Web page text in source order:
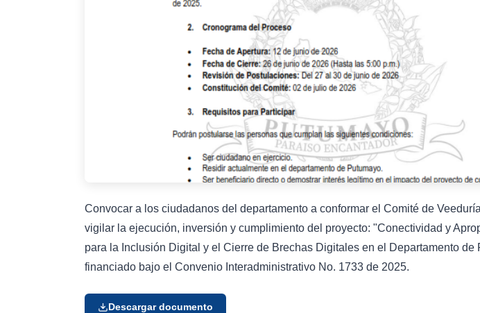
Convocar a los ciudadanos del departamento a conformar el Comité de
vigilar la ejecución, inversión y cumplimiento del proyecto: "Conectividad y
para la Inclusión Digital y el Cierre de Brechas Digitales en el Departamento de
financiado bajo el Convenio Interadministrativo No. 1733 de 2025.
Descargar documento